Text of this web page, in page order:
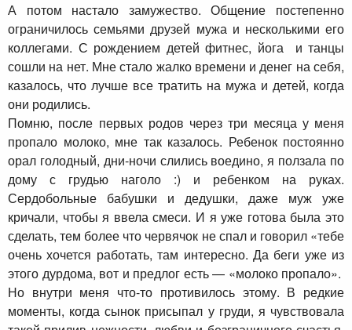
А потом настало замужество. Общение постепенно
ограничилось семьями друзей мужа и несколькими его
коллегами. С рождением детей фитнес, йога и танцы
сошли на нет. Мне стало жалко времени и денег на себя,
казалось, что лучше все тратить на мужа и детей, когда
они родились.
Помню, после первых родов через три месяца у меня
пропало молоко, мне так казалось. Ребенок постоянно
орал голодный, дни-ночи слились воедино, я ползала по
дому с грудью наголо :) и ребенком на руках.
Сердобольные бабушки и дедушки, даже муж уже
кричали, чтобы я ввела смеси. И я уже готова была это
сделать, тем более что червячок не спал и говорил «тебе
очень хочется работать, там интересно. Да беги уже из
этого дурдома, вот и предлог есть — «молоко пропало».
Но внутри меня что-то противилось этому. В редкие
моменты, когда сынок присыпал у груди, я чувствовала